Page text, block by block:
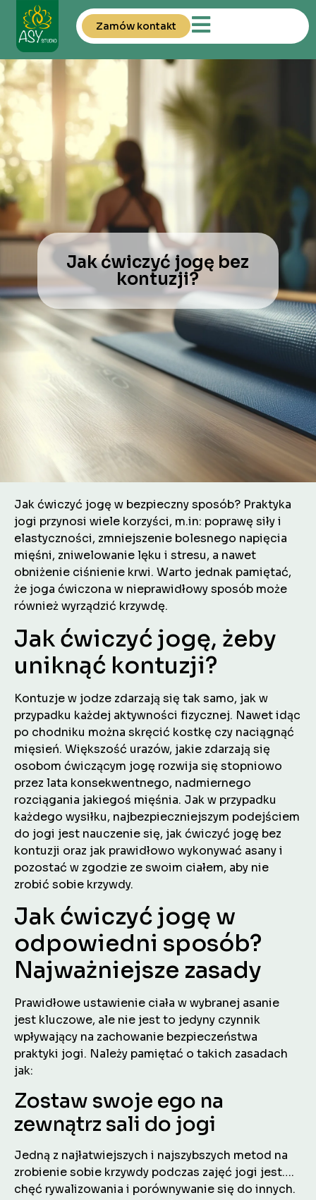
Zamów kontakt
Jak ćwiczyć jogę bez
kontuzji?
Jak ćwiczyć jogę w bezpieczny sposób? Praktyka
jogi przynosi wiele korzyści, m.in: poprawę siły i
elastyczności, zmniejszenie bolesnego napięcia
mięśni, zniwelowanie lęku i stresu, a nawet
obniżenie ciśnienie krwi. Warto jednak pamiętać,
że joga ćwiczona w nieprawidłowy sposób może
również wyrządzić krzywdę.
Jak ćwiczyć jogę, żeby
uniknąć kontuzji?
Kontuzje w jodze zdarzają się tak samo, jak w
przypadku każdej aktywności fizycznej. Nawet idąc
po chodniku można skręcić kostkę czy naciągnąć
mięsień. Większość urazów, jakie zdarzają się
osobom ćwiczącym jogę rozwija się stopniowo
przez lata konsekwentnego, nadmiernego
rozciągania jakiegoś mięśnia. Jak w przypadku
każdego wysiłku, najbezpieczniejszym podejściem
do jogi jest nauczenie się, jak ćwiczyć jogę bez
kontuzji oraz jak prawidłowo wykonywać asany i
pozostać w zgodzie ze swoim ciałem, aby nie
zrobić sobie krzywdy.
Jak ćwiczyć jogę w
odpowiedni sposób?
Najważniejsze zasady
Prawidłowe ustawienie ciała w wybranej asanie
jest kluczowe, ale nie jest to jedyny czynnik
wpływający na zachowanie bezpieczeństwa
praktyki jogi. Należy pamiętać o takich zasadach
jak:
Zostaw swoje ego na
zewnątrz sali do jogi
Jedną z najłatwiejszych i najszybszych metod na
zrobienie sobie krzywdy podczas zajęć jogi jest….
chęć rywalizowania i porównywanie się do innych.